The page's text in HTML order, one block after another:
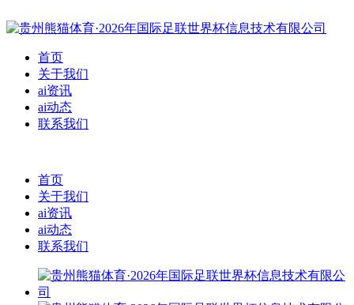
首页
关于我们
ai资讯
ai动态
联系我们
首页
关于我们
ai资讯
ai动态
联系我们